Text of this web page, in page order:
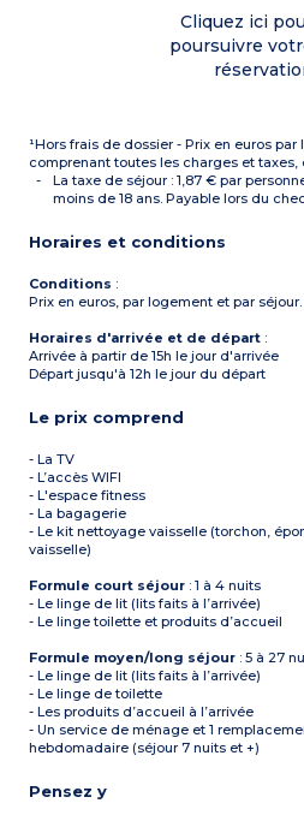
Bureau et console repas
Salle de bain avec douche,
sèche-cheveux, sèche-
Cliquez ici
poursuivre
¹Hors frais de dossier - Prix en euros
comprenant toutes les charges et taxes,
La taxe de séjour : 1,87 € par
moins de 18 ans. Payable lors du
Horaires et conditions
Conditions :
Prix en euros, par logement et par séjour.
Horaires d'arrivée et de départ :
Arrivée à partir de 15h le jour d'arrivée
Départ jusqu'à 12h le jour du départ
Le prix comprend
- La TV
- L’accès WIFI
- L'espace fitness
- La bagagerie
- Le kit nettoyage vaisselle (torchon,
vaisselle)
Formule court séjour : 1 à 4 nuits
- Le linge de lit (lits faits à l’arrivée)
- Le linge toilette et produits d’accueil
Formule moyen/long séjour : 5 à 27
- Le linge de lit (lits faits à l’arrivée)
- Le linge de toilette
- Les produits d’accueil à l’arrivée
- Un service de ménage et 1
hebdomadaire (séjour 7 nuits et +)
Pensez y